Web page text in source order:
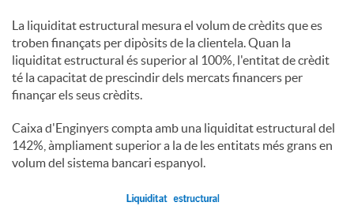
La liquiditat estructural mesura el volum de crèdits que es
troben finançats per dipòsits de la clientela. Quan la
liquiditat estructural és superior al 100%, l'entitat de crèdit
té la capacitat de prescindir dels mercats financers per
finançar els seus crèdits.
Caixa d'Enginyers compta amb una liquiditat estructural del
142%, àmpliament superior a la de les entitats més grans en
volum del sistema bancari espanyol.